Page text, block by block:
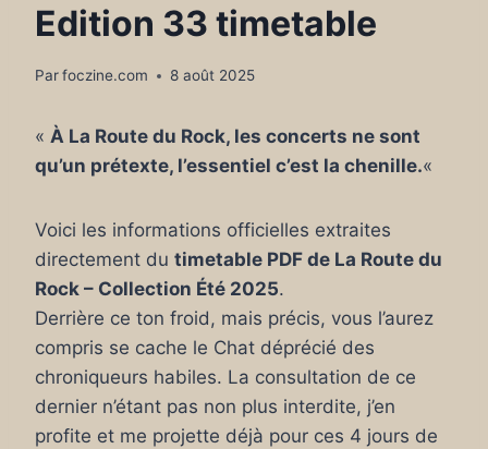
Edition 33 timetable
Parfoczine.com 8 août 2025
« À La Route du Rock, les concerts ne sont
qu’un prétexte, l’essentiel c’est la chenille.«
Voici les informations officielles extraites
directement du timetable PDF de La Route du
Rock – Collection Été 2025.
Derrière ce ton froid, mais précis, vous l’aurez
compris se cache le Chat déprécié des
chroniqueurs habiles. La consultation de ce
dernier n’étant pas non plus interdite, j’en
profite et me projette déjà pour ces 4 jours de